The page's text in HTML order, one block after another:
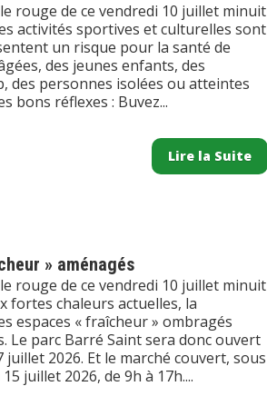
rouge de ce vendredi 10 juillet minuit
activités sportives et culturelles sont
un risque pour la santé de
des jeunes enfants, des
des personnes isolées ou atteintes
bons réflexes : Buvez...
Lire la Suite
» aménagés
rouge de ce vendredi 10 juillet minuit
fortes chaleurs actuelles, la
espaces « fraîcheur » ombragés
parc Barré Saint sera donc ouvert
2026. Et le marché couvert, sous
juillet 2026, de 9h à 17h....